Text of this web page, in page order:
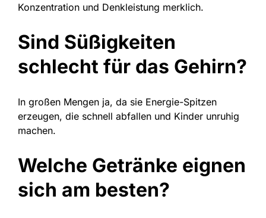
Konzentration und Denkleistung merklich.
Sind Süßigkeiten
schlecht für das Gehirn?
In großen Mengen ja, da sie Energie-Spitzen
erzeugen, die schnell abfallen und Kinder unruhig
machen.
Welche Getränke eignen
sich am besten?